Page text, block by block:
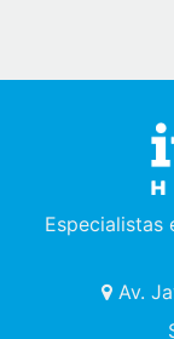
Especialistas
Av.